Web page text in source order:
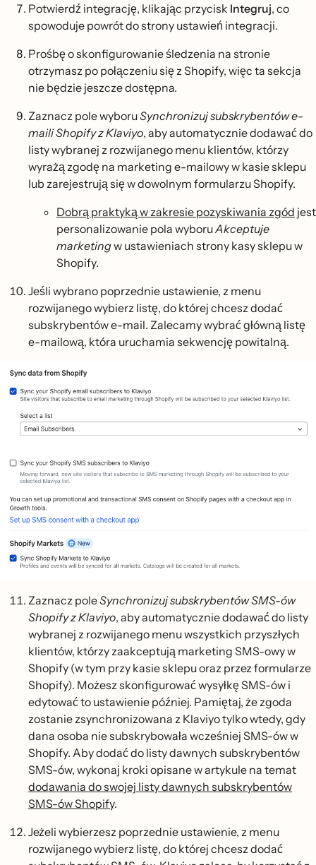
Potwierdź integrację, klikając przycisk Integruj, co
spowoduje powrót do strony ustawień integracji.
Prośbę o skonfigurowanie śledzenia na stronie
otrzymasz po połączeniu się z Shopify, więc ta sekcja
nie będzie jeszcze dostępna.
Zaznacz pole wyboruSynchronizuj subskrybentów e-
maili Shopify z Klaviyo, aby automatycznie dodawać do
listy wybranej z rozwijanego menu klientów, którzy
wyrażą zgodę na marketing e-mailowy w kasie sklepu
lub zarejestrują się w dowolnym formularzu Shopify.
Dobrą praktyką w zakresie pozyskiwania zgód jest
personalizowanie pola wyboruAkceptuje
marketingw ustawieniach strony kasy sklepu w
Shopify.
Jeśli wybrano poprzednie ustawienie, z menu
rozwijanego wybierz listę, do której chcesz dodać
subskrybentów e-mail. Zalecamy wybrać główną listę
e-mailową, która uruchamia sekwencję powitalną.
Zaznacz poleSynchronizuj subskrybentów SMS-ów
Shopify z Klaviyo, aby automatycznie dodawać do listy
wybranej z rozwijanego menu wszystkich przyszłych
klientów, którzy zaakceptują marketing SMS-owy w
Shopify (w tym przy kasie sklepu oraz przez formularze
Shopify). Możesz skonfigurować wysyłkę SMS-ów i
edytować to ustawienie później. Pamiętaj, że zgoda
zostanie zsynchronizowana z Klaviyo tylko wtedy, gdy
dana osoba nie subskrybowała wcześniej SMS-ów w
Shopify. Aby dodać do listy dawnych subskrybentów
SMS-ów, wykonaj kroki opisane w artykule na temat
dodawania do swojej listy dawnych subskrybentów
SMS-ów Shopify.
Jeżeli wybierzesz poprzednie ustawienie, z menu
rozwijanego wybierz listę, do której chcesz dodać